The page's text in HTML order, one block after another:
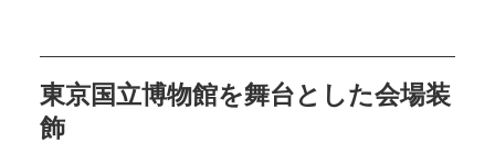
東京国立博物館を舞台とした会場装
飾